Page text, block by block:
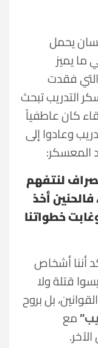
يحمل
يميز
التي فقدت
التدريب تبحث
كان عاطفياً
وعادوا إلى
المعسكر:
لنتفهم
أخذ
خطواتنا
أننا أشخاص
قتلة ولا
بل بروح
مع